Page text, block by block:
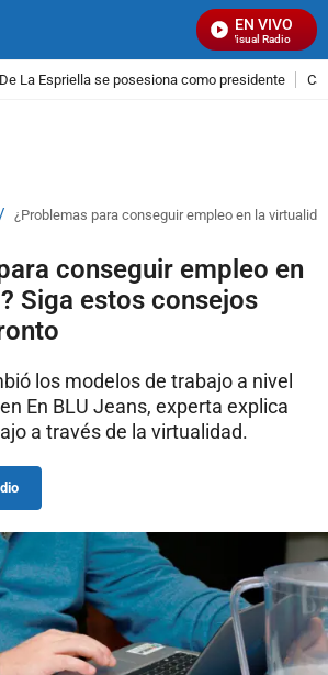
EN VIVO
Señal Visual Radio
La Espriella se posesiona como presidente
¿Problemas para conseguir empleo en la
conseguir empleo en
Siga estos consejos
los modelos de trabajo a nivel
En BLU Jeans, experta explica
a través de la virtualidad.